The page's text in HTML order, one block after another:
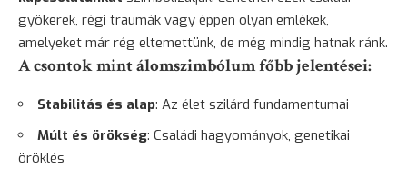
gyökerek, régi traumák vagy éppen olyan emlékek,
amelyeket már rég eltemettünk, de még mindig hatnak ránk.
A csontok mint álomszimbólum főbb jelentései:
Stabilitás és alap: Az élet szilárd fundamentumai
Múlt és örökség: Családi hagyományok, genetikai
öröklés